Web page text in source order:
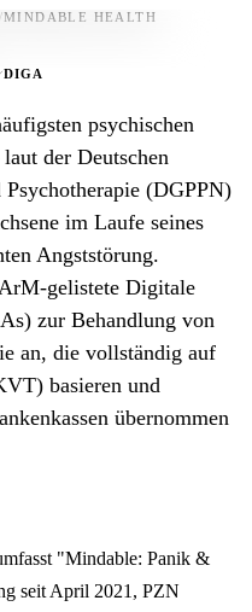
/MINDABLE HEALTH
DIGA
psychischen
der Deutschen
(DGPPN)
im Laufe seines
Angststörung.
gelistete Digitale
zur Behandlung von
an, die vollständig auf
basieren und
übernommen
"Mindable: Panik &
seit April 2021, PZN